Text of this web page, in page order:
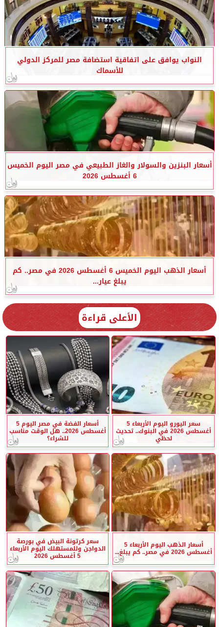
النواب يوافق على اتفاقية استضافة مصر للمركز الدولي
للأسماك
أسعار البنزين والسولار والغاز الطبيعي في مصر اليوم الخميس
6 أغسطس 2026
أسعار الذهب اليوم الخميس 6 أغسطس 2026 في مصر.. كم
يبلغ عيار...
الأعلى قراءة
سعر اليورو اليوم الأربعاء 5
أغسطس 2026 في البنوك.. تحديث
لحظي
أسعار الفضة في مصر اليوم 5
أغسطس 2026.. هل الوقت مناسب
للشراء؟
أسعار الذهب اليوم الأربعاء 5
أغسطس 2026 في مصر.. كم يبلغ...
سعر كرتونة البيض في بورصة
الدواجن وللمستهلك اليوم الأربعاء
5 أغسطس 2026